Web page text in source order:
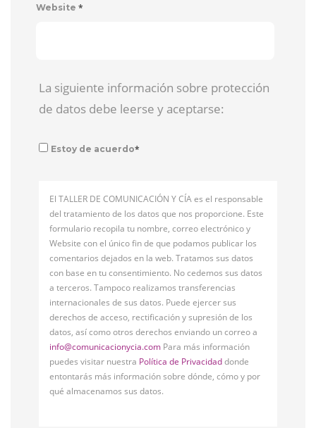
Website *
La siguiente información sobre protección
de datos debe leerse y aceptarse:
Estoy de acuerdo*
El TALLER DE COMUNICACIÓN Y CÍA es el responsable
del tratamiento de los datos que nos proporcione. Este
formulario recopila tu nombre, correo electrónico y
Website con el único fin de que podamos publicar los
comentarios dejados en la web. Tratamos sus datos
con base en tu consentimiento. No cedemos sus datos
a terceros. Tampoco realizamos transferencias
internacionales de sus datos. Puede ejercer sus
derechos de acceso, rectificación y supresión de los
datos, así como otros derechos enviando un correo a
info@comunicacionycia.com Para más información
puedes visitar nuestra Política de Privacidaddonde
entontarás más información sobre dónde, cómo y por
qué almacenamos sus datos.